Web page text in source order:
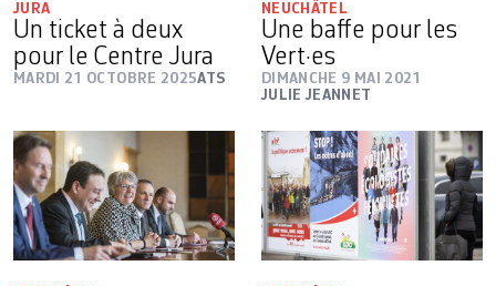
JURA
Un ticket à deux
pour le Centre Jura
MARDI 21 OCTOBRE 2025ATS
NEUCHÂTEL
Une baffe pour les
Vert·es
DIMANCHE 9 MAI 2021
JULIE JEANNET